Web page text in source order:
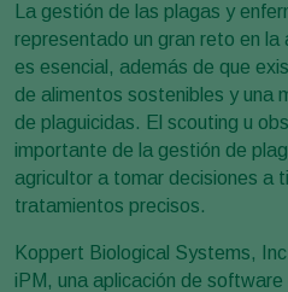
La gestión de las plagas y
representado un gran reto en la
es esencial, además de que
de alimentos sostenibles y una
de plaguicidas. El scouting u
importante de la gestión de
agricultor a tomar decisiones a
tratamientos precisos.
Koppert Biological Systems,
iPM, una aplicación de